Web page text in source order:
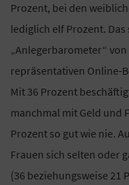
Prozent, bei den
lediglich elf Prozent.
„Anlegerbarometer“
repräsentativen Online-
Mit 36 Prozent
manchmal mit Geld und
Prozent so gut wie nie.
Frauen sich selten oder
(36 beziehungsweise 21